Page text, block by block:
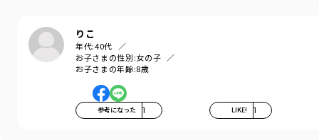
りこ
年代:40代
お子さまの性別:女の子
お子さまの年齢:8歳
参考になった 1 LIKE! 1
ブランド
branshes
シーズン
／アウトレット
カテゴリ
／ワンピース
／パープル
12-4436-121